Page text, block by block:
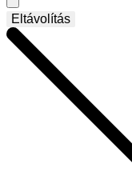
Eltávolítás